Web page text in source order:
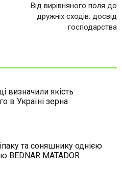
Від вирівняного поля до
дружніх сходів: досвід
господарства
визначили якість
в Україні зерна
та соняшнику однією
BEDNAR MATADOR